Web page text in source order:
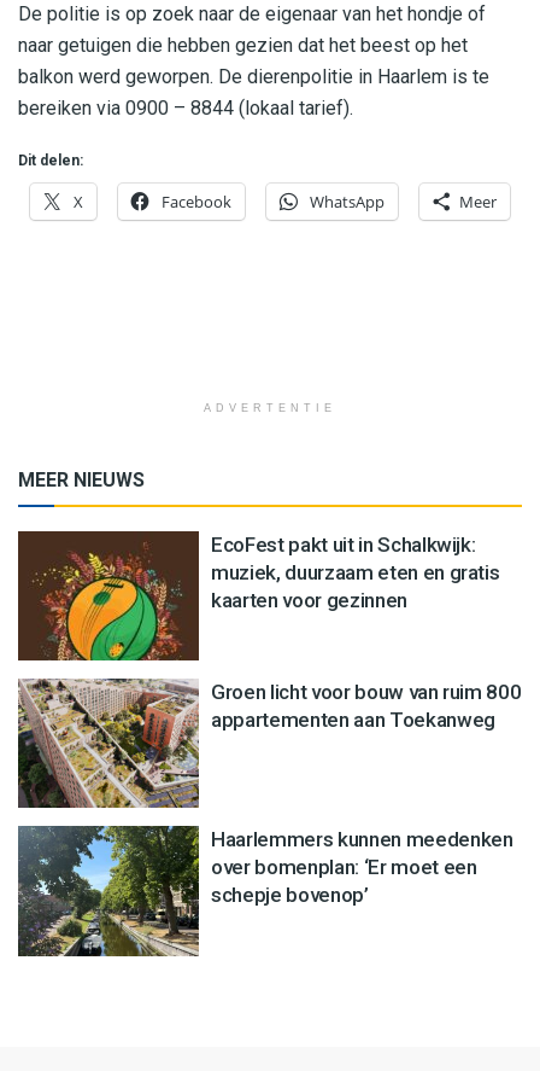
De politie is op zoek naar de eigenaar van het hondje of
naar getuigen die hebben gezien dat het beest op het
balkon werd geworpen. De dierenpolitie in Haarlem is te
bereiken via 0900 – 8844 (lokaal tarief).
Dit delen:
X Facebook WhatsApp Meer
ADVERTENTIE
MEER NIEUWS
EcoFest pakt uit in Schalkwijk:
muziek, duurzaam eten en gratis
kaarten voor gezinnen
Groen licht voor bouw van ruim 800
appartementen aan Toekanweg
Haarlemmers kunnen meedenken
over bomenplan: ‘Er moet een
schepje bovenop’